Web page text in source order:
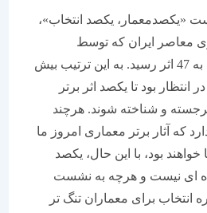
یکصد انتخاب»،
ایران که توسط
معرفی شدند، به 47 اثر رسید. به این ترتیب بیش
بود تا یکصد اثر برتر
و شناخته شوند. هرچند
برتر معماری امروز ما
بود، با این حال، یکصد
نیست و هرچه به نشست
برای معماران تنگ تر